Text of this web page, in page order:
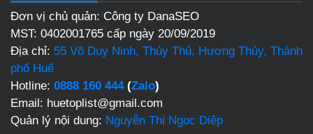
Đơn vị chủ quản: Công ty DanaSEO
MST: 0402001765 cấp ngày 20/09/2019
Địa chỉ: 55 Võ Duy Ninh, Thủy Thủ, Hương Thủy, Thành
phố Huế
Hotline: 0888 160 444(Zalo)
Email: huetoplist@gmail.com
Quản lý nội dung: Nguyễn Thị Ngọc Diệp